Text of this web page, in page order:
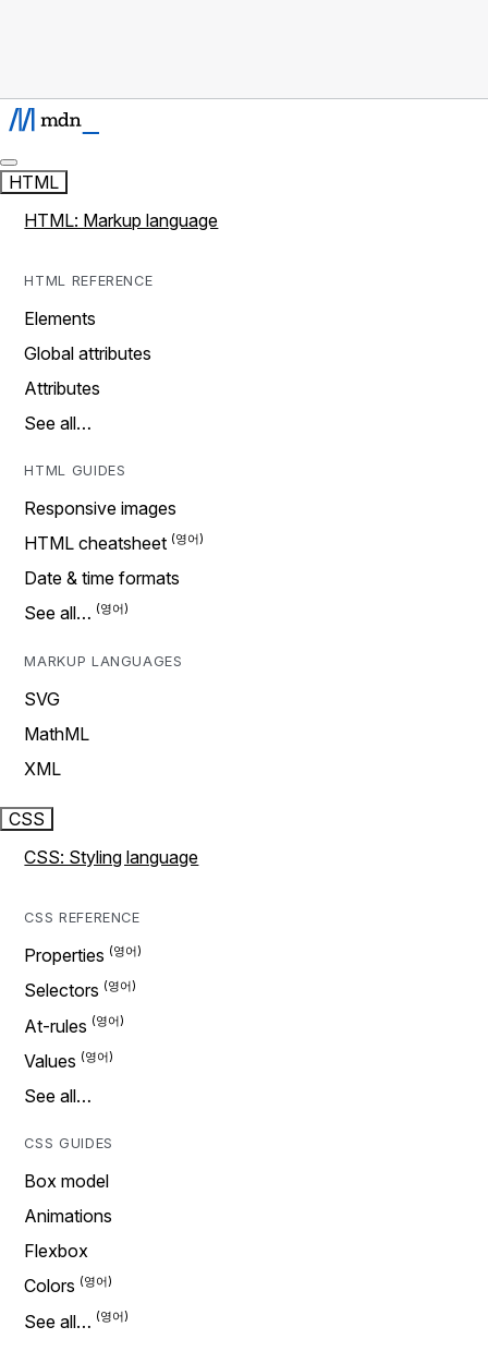
HTML
HTML: Markup language
HTML REFERENCE
Elements
Global attributes
Attributes
See all…
HTML GUIDES
Responsive images
HTML cheatsheet
Date & time formats
See all…
MARKUP LANGUAGES
SVG
MathML
XML
CSS
CSS: Styling language
CSS REFERENCE
Properties
Selectors
At-rules
Values
See all…
CSS GUIDES
Box model
Animations
Flexbox
Colors
See all…